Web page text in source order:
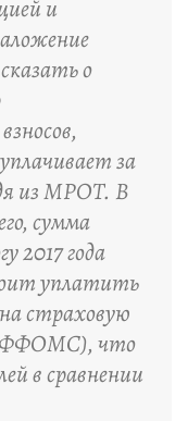
и
о
за
из МРОТ. В
сумма
2017 года
уплатить
страховую
ФФОМС), что
в сравнении